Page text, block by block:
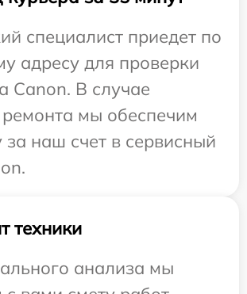
специалист приедет по
адресу для проверки
Canon. В случае
мы обеспечим
за наш счет в сервисный
техники
анализа мы